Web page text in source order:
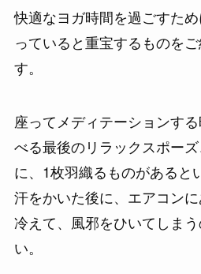
快適なヨガ時間を過ごすた
っていると重宝するものを
す。
座ってメディテーションす
べる最後のリラックスポー
に、1枚羽織るものがあると
汗をかいた後に、エアコン
冷えて、風邪をひいてしま
い。